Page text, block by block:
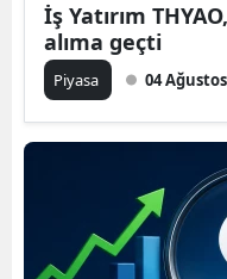
İş Yatırım
alıma geçti
Piyasa 04